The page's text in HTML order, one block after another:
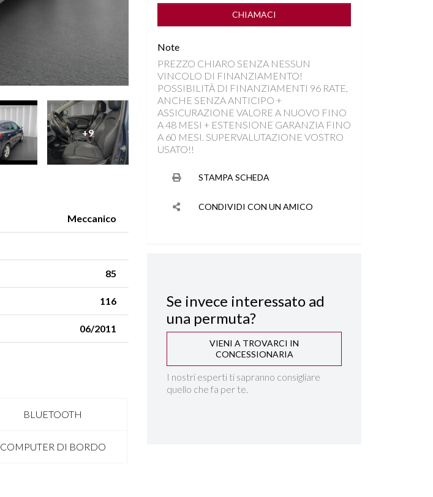
+9
Meccanico
85
116
06/2011
BLUETOOTH
COMPUTER DI BORDO
CHIAMACI
Note
PREZZO CHIARO SENZA NESSUN
VINCOLO DI FINANZIAMENTO!
POSSIBILITÀ DI FINANZIAMENTI 96 RATE,
ANCHE SENZA ANTICIPO +
ASSICURAZIONE VALORE A NUOVO FINO
A 48 MESI + ESTENSIONE GARANZIA FINO
A 60 MESI. SUPERVALUTAZIONE VOSTRO
USATO!!
STAMPA SCHEDA
CONDIVIDI CON UN AMICO
Se invece interessato ad
una permuta?
VIENI A TROVARCI IN
CONCESSIONARIA
I nostri esperti ti sapranno consigliare
quello che fa per te.